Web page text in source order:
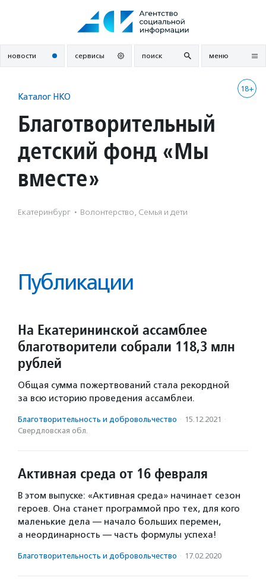
новости сервисы поиск меню
18+
Каталог НКО
Благотворительный
детский фонд «Мы
вместе»
Екатеринбург · Волонтерство, Семья и дети
Публикации
На Екатерининской ассамблее
благотворители собрали 118,3 млн
рублей
Общая сумма пожертвований стала рекордной
за всю историю проведения ассамблеи.
Благотвори­тель­ность и доброволь­чест­во · 15.12.2021 ·
Свердловская обл.
Активная среда от 16 февраля
В этом выпуске: «Активная среда» начинает сезон
героев. Она станет программой про тех, для кого
маленькие дела — начало больших перемен,
а неординарность — часть формулы успеха!
Благотвори­тель­ность и доброволь­чест­во · 17.02.2020